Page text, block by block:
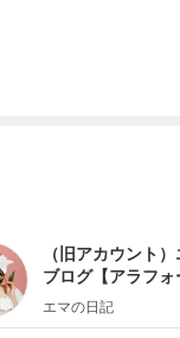
（旧アカウント
ブログ【アラフォ
社売却セカンドラ
エマの日記